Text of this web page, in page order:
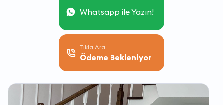
Whatsapp ile Yazın!
Tıkla Ara
Ödeme Bekleniyor